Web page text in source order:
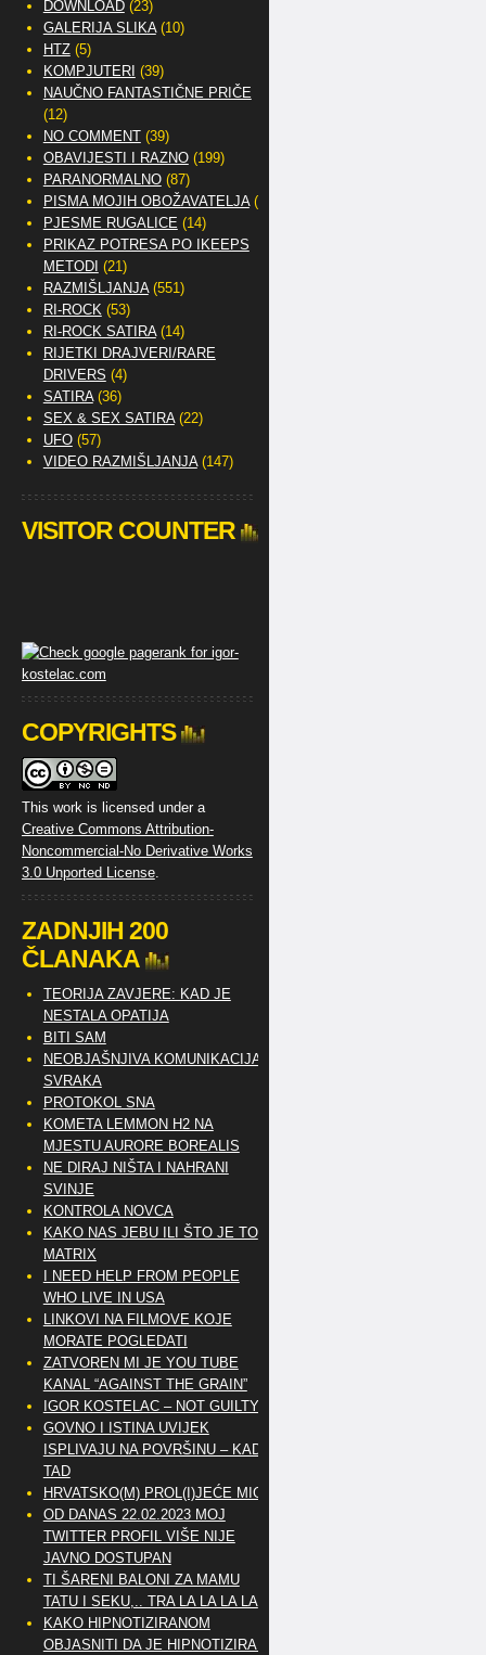
DOWNLOAD(23)
GALERIJA SLIKA(10)
HTZ(5)
KOMPJUTERI (39)
NAUČNO FANTASTIČNE PRIČE
(12)
NO COMMENT(39)
OBAVIJESTI I RAZNO(199)
PARANORMALNO(87)
PISMA MOJIH OBOŽAVATELJA(2)
PJESME RUGALICE (14)
PRIKAZ POTRESA PO IKEEPS
METODI (21)
RAZMIŠLJANJA(551)
RI-ROCK(53)
RI-ROCK SATIRA(14)
RIJETKI DRAJVERI/RARE
DRIVERS (4)
SATIRA(36)
SEX & SEX SATIRA(22)
UFO(57)
VIDEO RAZMIŠLJANJA(147)
VISITOR COUNTER
COPYRIGHTS
This work is licensed under a
Creative Commons Attribution-
Noncommercial-No Derivative Works
3.0 Unported License.
ZADNJIH 200
ČLANAKA
TEORIJA ZAVJERE: KAD JE
NESTALA OPATIJA
BITI SAM
NEOBJAŠNJIVA KOMUNIKACIJA
SVRAKA
PROTOKOL SNA
KOMETA LEMMON H2 NA
MJESTU AURORE BOREALIS
NE DIRAJ NIŠTA I NAHRANI
SVINJE
KONTROLA NOVCA
KAKO NAS JEBU ILI ŠTO JE TO
MATRIX
I NEED HELP FROM PEOPLE
WHO LIVE IN USA
LINKOVI NA FILMOVE KOJE
MORATE POGLEDATI
ZATVOREN MI JE YOU TUBE
KANAL “AGAINST THE GRAIN”
IGOR KOSTELAC – NOT GUILTY
GOVNO I ISTINA UVIJEK
ISPLIVAJU NA POVRŠINU – KAD
TAD
HRVATSKO(M) PROL(I)JEĆE MIG
OD DANAS 22.02.2023 MOJ
TWITTER PROFIL VIŠE NIJE
JAVNO DOSTUPAN
TI ŠARENI BALONI ZA MAMU
TATU I SEKU,.. TRA LA LA LA LA
KAKO HIPNOTIZIRANOM
OBJASNITI DA JE HIPNOTIZIRAN